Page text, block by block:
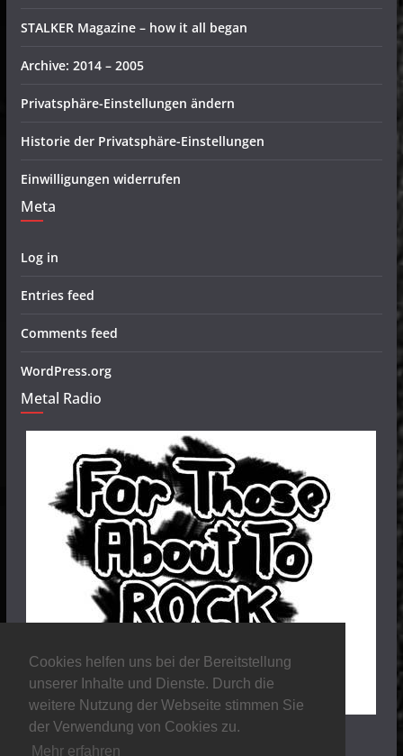
Cookies helfen uns bei der Bereitstellung
unserer Inhalte und Dienste. Durch die
weitere Nutzung der Webseite stimmen Sie
der Verwendung von Cookies zu.
Mehr erfahren
STALKER Magazine – how it all began
Archive: 2014 – 2005
Privatsphäre-Einstellungen ändern
Historie der Privatsphäre-Einstellungen
Einwilligungen widerrufen
Meta
Log in
Entries feed
Comments feed
WordPress.org
Metal Radio